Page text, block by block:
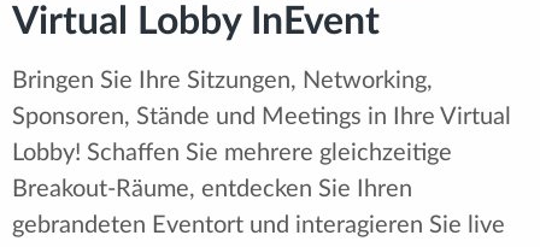
Virtual Lobby InEvent
Bringen Sie Ihre Sitzungen, Networking,
Sponsoren, Stände und Meetings in Ihre Virtual
Lobby! Schaffen Sie mehrere gleichzeitige
Breakout-Räume, entdecken Sie Ihren
gebrandeten Eventort und interagieren Sie live